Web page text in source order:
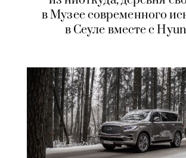
в Музее современного
в Сеуле вместе с